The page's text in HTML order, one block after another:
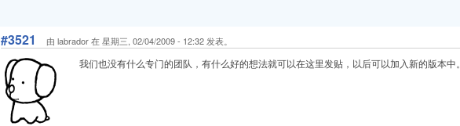
#3521 由 labrador 在 星期三, 02/04/2009 - 12:32 发表。
我们也没有什么专门的团队，有什么好的想法就可以在这里发贴，以后可以加入新的版本中。